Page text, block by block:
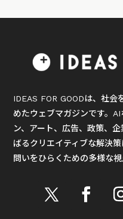
IDEAS FOR GOODは、社会
めたウェブマガジンです。
ン、アート、広告、政策、
ばるクリエイティブな解決
問いをひらくための多様な視